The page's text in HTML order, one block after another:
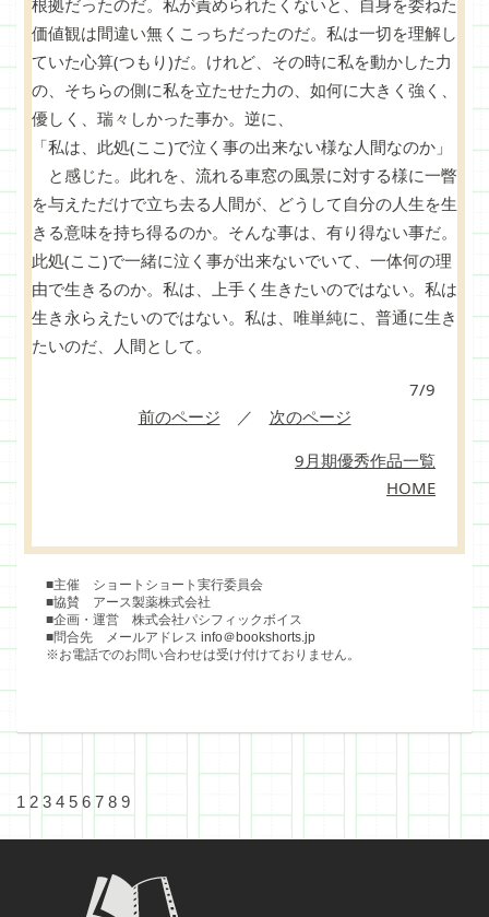
根拠だったのだ。私が責められたくないと、自身を委ねた
価値観は間違い無くこっちだったのだ。私は一切を理解し
ていた心算(つもり)だ。けれど、その時に私を動かした力
の、そちらの側に私を立たせた力の、如何に大きく強く、
優しく、瑞々しかった事か。逆に、
「私は、此処(ここ)で泣く事の出来ない様な人間なのか」
と感じた。此れを、流れる車窓の風景に対する様に一瞥
を与えただけで立ち去る人間が、どうして自分の人生を生
きる意味を持ち得るのか。そんな事は、有り得ない事だ。
此処(ここ)で一緒に泣く事が出来ないでいて、一体何の理
由で生きるのか。私は、上手く生きたいのではない。私は
生き永らえたいのではない。私は、唯単純に、普通に生き
たいのだ、人間として。
7/9
前のページ ／ 次のページ
9月期優秀作品一覧
HOME
■主催 ショートショート実行委員会
■協賛 アース製薬株式会社
■企画・運営 株式会社パシフィックボイス
■問合先 メールアドレス info＠bookshorts.jp
※お電話でのお問い合わせは受け付けておりません。
1 2 3 4 5 6 7 8 9